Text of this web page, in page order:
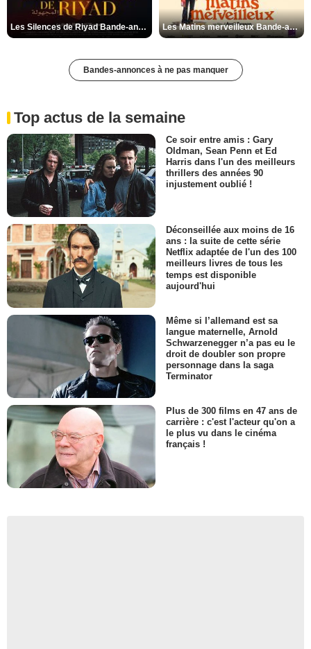
Les Silences de Riyad Bande-annonce VO STFR Les Matins merveilleux Bande-annonce VF
Bandes-annonces à ne pas manquer
Top actus de la semaine
Ce soir entre amis : Gary
Oldman, Sean Penn et Ed
Harris dans l'un des meilleurs
thrillers des années 90
injustement oublié !
Déconseillée aux moins de 16
ans : la suite de cette série
Netflix adaptée de l'un des 100
meilleurs livres de tous les
temps est disponible
aujourd'hui
Même si l’allemand est sa
langue maternelle, Arnold
Schwarzenegger n’a pas eu le
droit de doubler son propre
personnage dans la saga
Terminator
Plus de 300 films en 47 ans de
carrière : c'est l'acteur qu'on a
le plus vu dans le cinéma
français !